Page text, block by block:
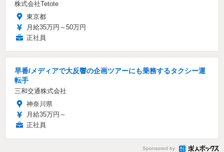
株式会社Tetote
東京都
月給35万円～50万円
正社員
早番/メディアで大反響の企画ツアーにも乗務するタクシー運
転手
三和交通株式会社
神奈川県
月給35万円～
正社員
Sponsored by